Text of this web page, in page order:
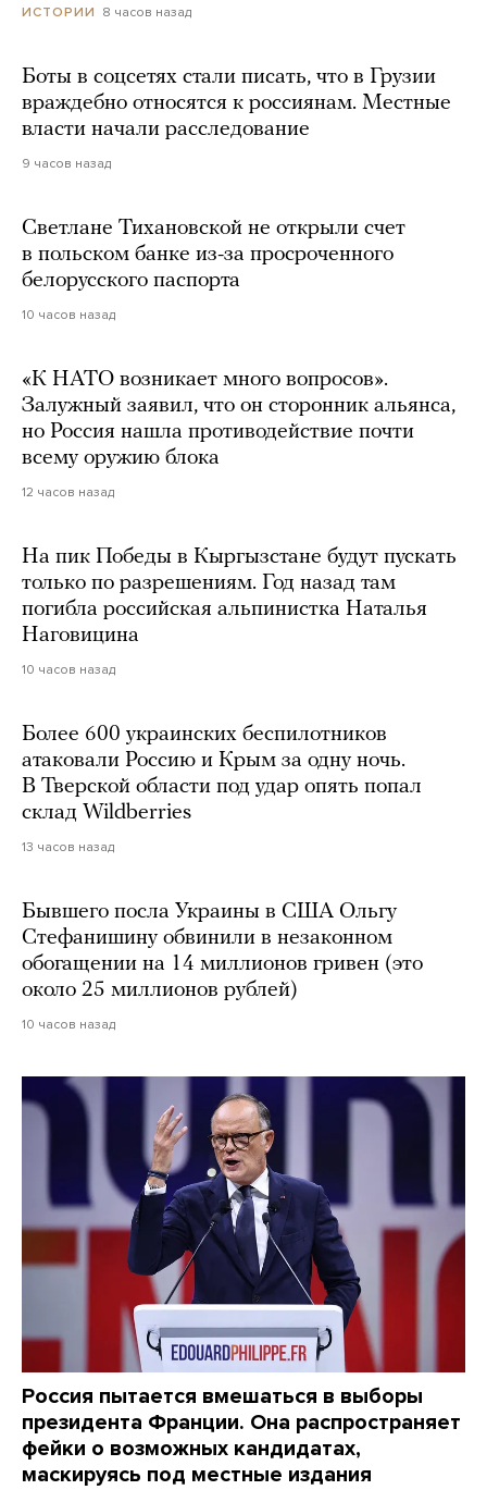
ИСТОРИИ 8 часов назад
Боты в соцсетях стали писать, что в Грузии
враждебно относятся к россиянам. Местные
власти начали расследование
9 часов назад
Светлане Тихановской не открыли счет
в польском банке из-за просроченного
белорусского паспорта
10 часов назад
«К НАТО возникает много вопросов».
Залужный заявил, что он сторонник альянса,
но Россия нашла противодействие почти
всему оружию блока
12 часов назад
На пик Победы в Кыргызстане будут пускать
только по разрешениям. Год назад там
погибла российская альпинистка Наталья
Наговицина
10 часов назад
Более 600 украинских беспилотников
атаковали Россию и Крым за одну ночь.
В Тверской области под удар опять попал
склад Wildberries
13 часов назад
Бывшего посла Украины в США Ольгу
Стефанишину обвинили в незаконном
обогащении на 14 миллионов гривен (это
около 25 миллионов рублей)
10 часов назад
Россия пытается вмешаться в выборы
президента Франции. Она распространяет
фейки о возможных кандидатах,
маскируясь под местные издания